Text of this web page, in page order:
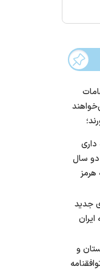
داری
دو سال
هرمز
جدید
ایران
و